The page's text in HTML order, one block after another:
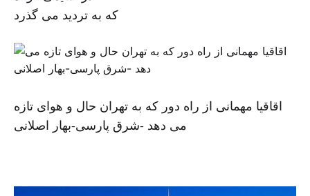
که به تردید می گذرد
اقاقیا مهمانی از راه دور که به تهران حال و هوای تازه
می دهد -شرق پارسی-بهار اصلانی